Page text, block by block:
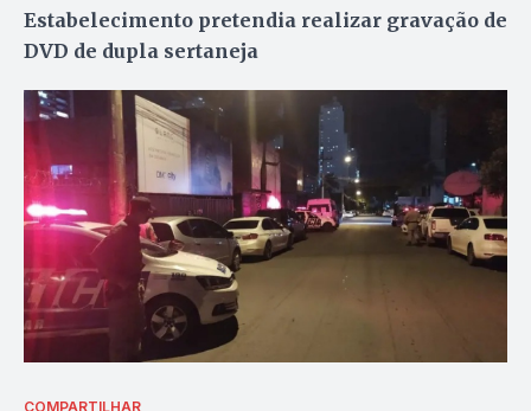
Estabelecimento pretendia realizar gravação de
DVD de dupla sertaneja
COMPARTILHAR